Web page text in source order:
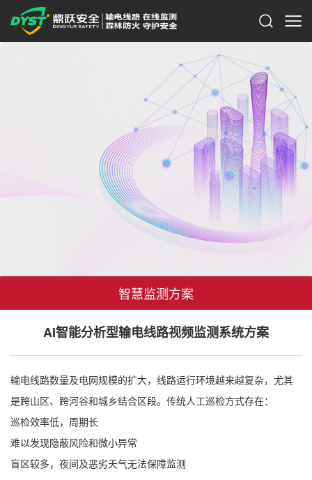
智慧监测方案
AI智能分析型输电线路视频监测系统方案
输电线路数量及电网规模的扩大，线路运行环境越来越复杂，尤其
是跨山区、跨河谷和城乡结合区段。传统人工巡检方式存在：
巡检效率低，周期长
难以发现隐蔽风险和微小异常
盲区较多，夜间及恶劣天气无法保障监测